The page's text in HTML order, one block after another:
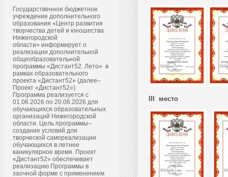
Государственное бюджетное
учреждение дополнительного
образования «Центр развития
творчества детей и юношества
Нижегородской
области» информирует о
реализации дополнительной
общеобразовательной
программы «Дистант52. Лето» в
рамках образовательного
проекта «Дистант52» (далее–
Проект «Дистант52»).
Программа реализуется с
01.06.2026 по 20.06.2026 для
обучающихся образовательных
организаций Нижегородской
области. Цель программы–
создание условий для
творческой самореализации
обучающихся в летнее
каникулярное время. Проект
«Дистант52» обеспечивает
реализацию Программы в
заочной форме с применением
III место